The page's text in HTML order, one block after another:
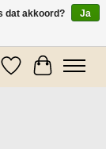
pakketjes verzonden
Verlanglijst
dat akkoord?
Ja